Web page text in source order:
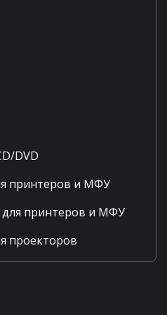
DVD
принтеров и МФУ
принтеров и МФУ
проекторов